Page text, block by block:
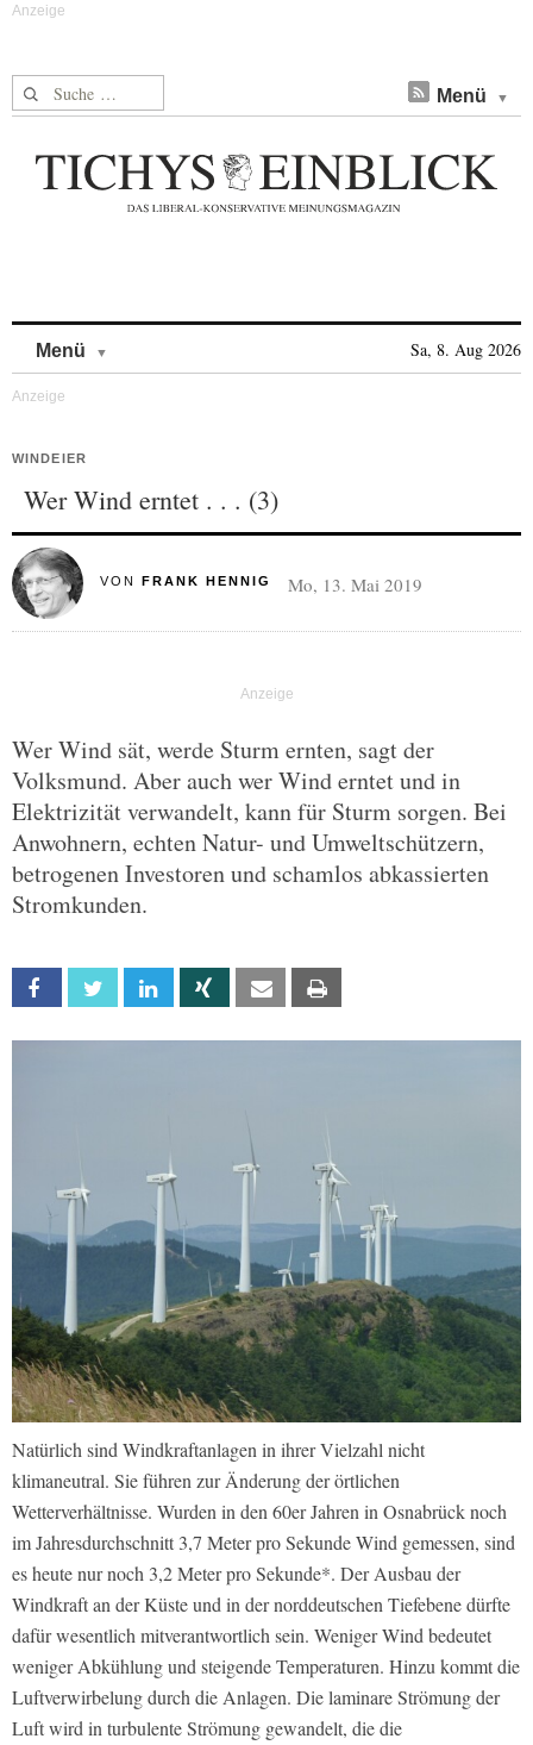
Suche nach: Menü
Menü Sa, 8. Aug 2026
WINDEIER
Wer Wind erntet . . . (3)
VON FRANK HENNIG Mo, 13. Mai 2019
Wer Wind sät, werde Sturm ernten, sagt der
Volksmund. Aber auch wer Wind erntet und in
Elektrizität verwandelt, kann für Sturm sorgen. Bei
Anwohnern, echten Natur- und Umweltschützern,
betrogenen Investoren und schamlos abkassierten
Stromkunden.
Facebook Twitter Linkedin Xing Email
Natürlich sind Windkraftanlagen in ihrer Vielzahl nicht
klimaneutral. Sie führen zur Änderung der örtlichen
Wetterverhältnisse. Wurden in den 60er Jahren in Osnabrück noch
im Jahresdurchschnitt 3,7 Meter pro Sekunde Wind gemessen, sind
es heute nur noch 3,2 Meter pro Sekunde*. Der Ausbau der
Windkraft an der Küste und in der norddeutschen Tiefebene dürfte
dafür wesentlich mitverantwortlich sein. Weniger Wind bedeutet
weniger Abkühlung und steigende Temperaturen. Hinzu kommt die
Luftverwirbelung durch die Anlagen. Die laminare Strömung der
Luft wird in turbulente Strömung gewandelt, die die